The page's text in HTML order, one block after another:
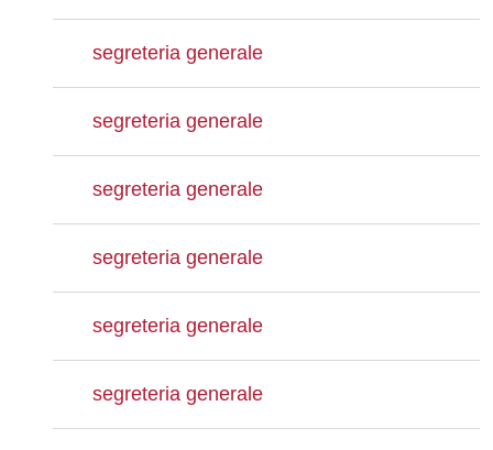
segreteria generale
segreteria generale
segreteria generale
segreteria generale
segreteria generale
segreteria generale